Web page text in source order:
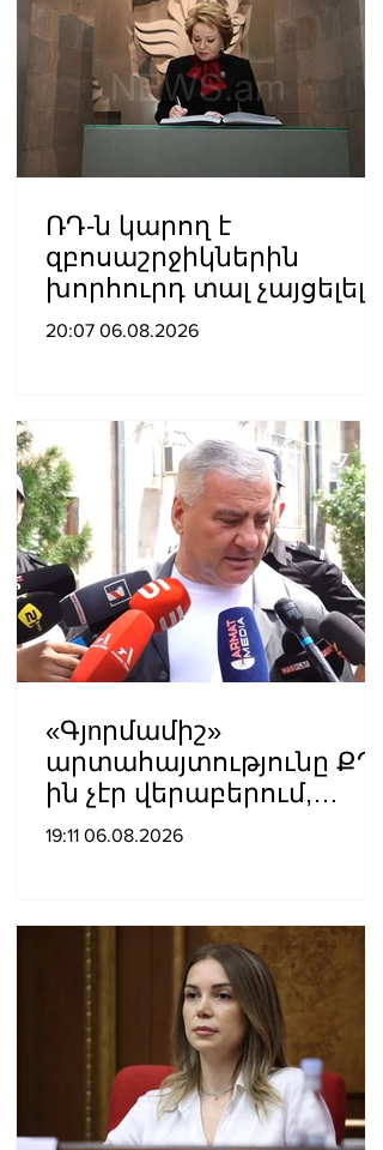
ՌԴ-ն կարող է
զբոսաշրջիկներին
խորհուրդ տալ չայցելել
Հայաստան՝
պատճառով.
Մատվիենկո
20:07 06.08.2026
«Գյnրմամիշ»
արտահայտությունը ՔՊ-
ին չէր վերաբերում,
ինձնից բիզնես
Կարապետյան
19:11 06.08.2026